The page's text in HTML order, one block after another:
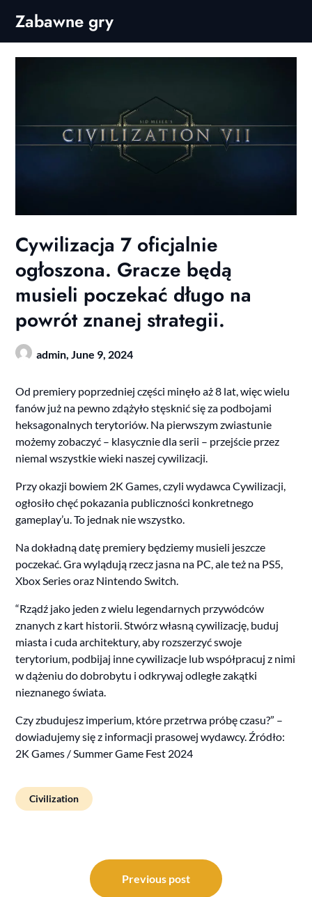
content
Zabawne gry
Cywilizacja 7 oficjalnie
ogłoszona. Gracze będą
musieli poczekać długo na
powrót znanej strategii.
admin, June 9, 2024
Od premiery poprzedniej części minęło aż 8 lat, więc wielu
fanów już na pewno zdążyło stęsknić się za podbojami
heksagonalnych terytoriów. Na pierwszym zwiastunie
możemy zobaczyć – klasycznie dla serii – przejście przez
niemal wszystkie wieki naszej cywilizacji.
Przy okazji bowiem 2K Games, czyli wydawca Cywilizacji,
ogłosiło chęć pokazania publiczności konkretnego
gameplay’u. To jednak nie wszystko.
Na dokładną datę premiery będziemy musieli jeszcze
poczekać. Gra wylądują rzecz jasna na PC, ale też na PS5,
Xbox Series oraz Nintendo Switch.
“Rządź jako jeden z wielu legendarnych przywódców
znanych z kart historii. Stwórz własną cywilizację, buduj
miasta i cuda architektury, aby rozszerzyć swoje
terytorium, podbijaj inne cywilizacje lub współpracuj z nimi
w dążeniu do dobrobytu i odkrywaj odległe zakątki
nieznanego świata.
Czy zbudujesz imperium, które przetrwa próbę czasu?” –
dowiadujemy się z informacji prasowej wydawcy. Źródło:
2K Games / Summer Game Fest 2024
Civilization
navigation
Previous post